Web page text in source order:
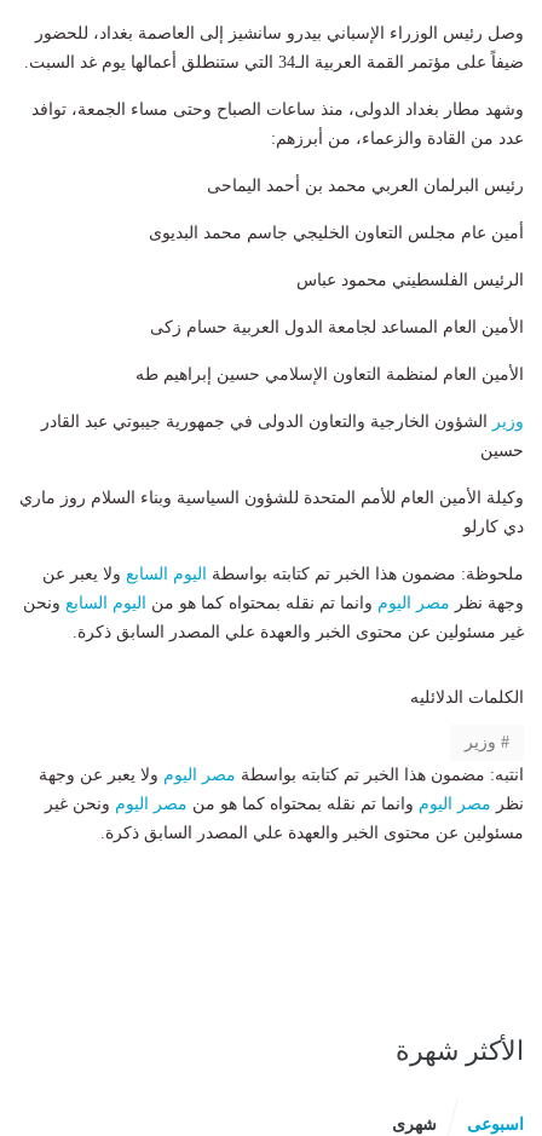
وصل رئيس الوزراء الإسباني بيدرو سانشيز إلى العاصمة بغداد، للحضور
ضيفاً على مؤتمر القمة العربية الـ34 التي ستنطلق أعمالها يوم غد السبت.
وشهد مطار بغداد الدولى، منذ ساعات الصباح وحتى مساء الجمعة، توافد
عدد من القادة والزعماء، من أبرزهم:
رئيس البرلمان العربي محمد بن أحمد اليماحى
أمين عام مجلس التعاون الخليجي جاسم محمد البديوى
الرئيس الفلسطيني محمود عباس
الأمين العام المساعد لجامعة الدول العربية حسام زكى
الأمين العام لمنظمة التعاون الإسلامي حسين إبراهيم طه
وزير
الشؤون الخارجية والتعاون الدولى في جمهورية جيبوتي عبد القادر
حسين
وكيلة الأمين العام للأمم المتحدة للشؤون السياسية وبناء السلام روز ماري
دي كارلو
ملحوظة: مضمون هذا الخبر تم كتابته بواسطة اليوم السابع ولا يعبر عن
وجهة نظر مصر اليوم وانما تم نقله بمحتواه كما هو من اليوم السابع ونحن
غير مسئولين عن محتوى الخبر والعهدة علي المصدر السابق ذكرة.
الكلمات الدلائليه
وزير
انتبه: مضمون هذا الخبر تم كتابته بواسطة مصر اليوم ولا يعبر عن وجهة
نظر مصر اليوم وانما تم نقله بمحتواه كما هو من مصر اليوم ونحن غير
مسئولين عن محتوى الخبر والعهدة علي المصدر السابق ذكرة.
الأكثر شهرة
اسبوعى شهرى